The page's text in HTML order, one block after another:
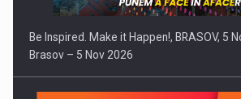
Be Inspired. Make it Happen!, BRASOV, 5
Brasov – 5 Nov 2026